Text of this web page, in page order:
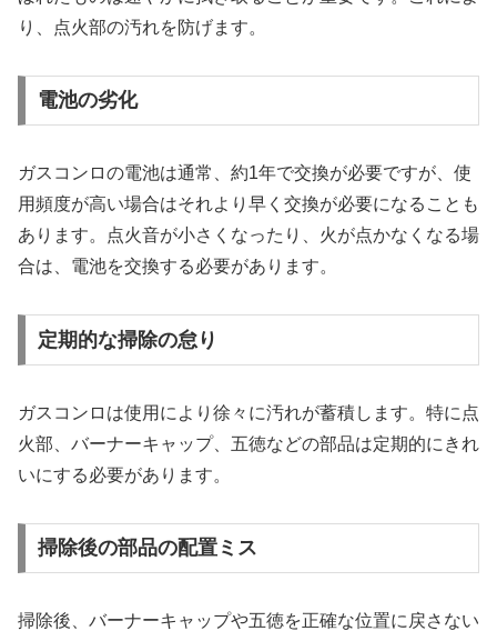
り、点火部の汚れを防げます。
電池の劣化
ガスコンロの電池は通常、約1年で交換が必要ですが、使
用頻度が高い場合はそれより早く交換が必要になることも
あります。点火音が小さくなったり、火が点かなくなる場
合は、電池を交換する必要があります。
定期的な掃除の怠り
ガスコンロは使用により徐々に汚れが蓄積します。特に点
火部、バーナーキャップ、五徳などの部品は定期的にきれ
いにする必要があります。
掃除後の部品の配置ミス
掃除後、バーナーキャップや五徳を正確な位置に戻さない